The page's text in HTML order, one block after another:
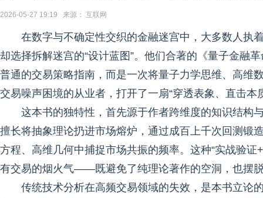
2026-05-27 19:19 来源： 互联网
在数字与不确定性交织的金融迷宫中，大多数人执
却选择拆解迷宫的“设计蓝图”。他们合著的《量子金融
普通的交易策略指南，而是一次将量子力学思维、高维
交易噪声困境的从业者，打开了一扇“穿透表象、直击本
这本书的独特性，首先源于作者跨维度的知识结构
擅长将抽象理论扔进市场熔炉，通过成百上千次回测锻
方程、高维几何中捕捉市场共振的频率。这种“实战验
有交易的烟火气——既避免了纯理论著作的空洞，也摆
传统技术分析在高频交易领域的失效，是本书立论